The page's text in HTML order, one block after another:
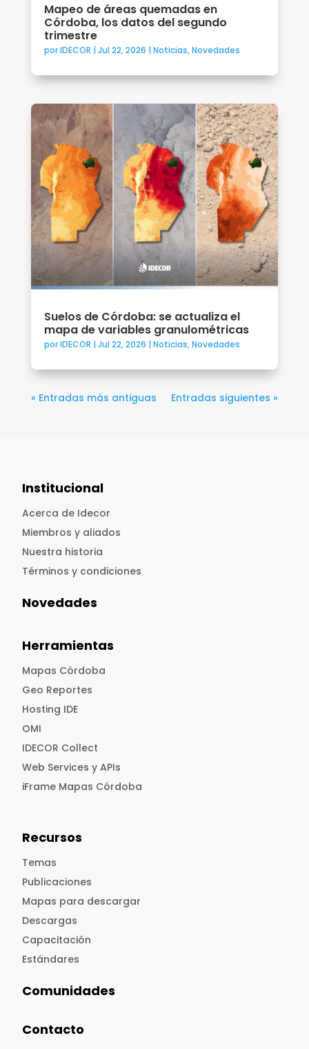
Mapeo de áreas quemadas en
Córdoba, los datos del segundo
trimestre
porIDECOR | Jul 22, 2026 | Noticias,Novedades
Suelos de Córdoba: se actualiza el
mapa de variables granulométricas
porIDECOR | Jul 22, 2026 | Noticias,Novedades
« Entradas más antiguas Entradas siguientes »
Institucional
Acerca de Idecor
Miembros y aliados
Nuestra historia
Términos y condiciones
Novedades
Herramientas
Mapas Córdoba
Geo Reportes
Hosting IDE
OMI
IDECOR Collect
Web Services y APIs
iFrame Mapas Córdoba
Recursos
Temas
Publicaciones
Mapas para descargar
Descargas
Capacitación
Estándares
Comunidades
Contacto